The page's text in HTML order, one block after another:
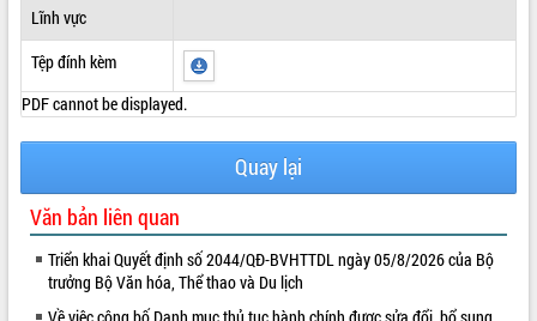
Lĩnh vực
Tệp đính kèm
PDF cannot be displayed.
Quay lại
Văn bản liên quan
Triển khai Quyết định số 2044/QĐ-BVHTTDL ngày 05/8/2026 của Bộ
trưởng Bộ Văn hóa, Thể thao và Du lịch